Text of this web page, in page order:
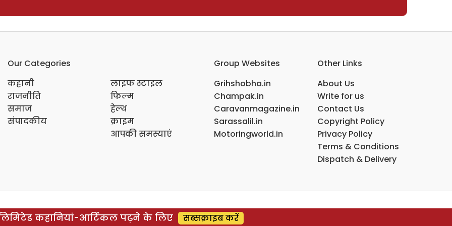
Our Categories
कहानी
राजनीति
समाज
संपादकीय
लाइफ स्टाइल
फिल्म
हेल्थ
क्राइम
आपकी समस्याएं
Group Websites
Grihshobha.in
Champak.in
Caravanmagazine.in
Sarassalil.in
Motoringworld.in
Other Links
About Us
Write for us
Contact Us
Copyright Policy
Privacy Policy
Terms & Conditions
Dispatch & Delivery
कहानियां-आर्टिकल पढ़ने के लिए सब्सक्राइब करें